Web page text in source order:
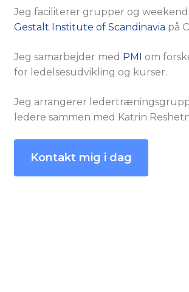
Jeg faciliterer grupper og
Gestalt Institute of Scandinavia på
Jeg samarbejder med PMI om
for ledelsesudvikling og kurser.
Jeg arrangerer
ledere sammen med Katrin
Kontakt mig i dag